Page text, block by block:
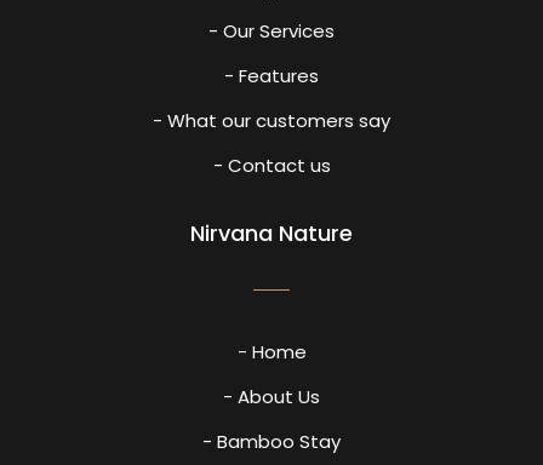
- Our Services
- Features
- What our customers say
- Contact us
Nirvana Nature
- Home
- About Us
- Bamboo Stay